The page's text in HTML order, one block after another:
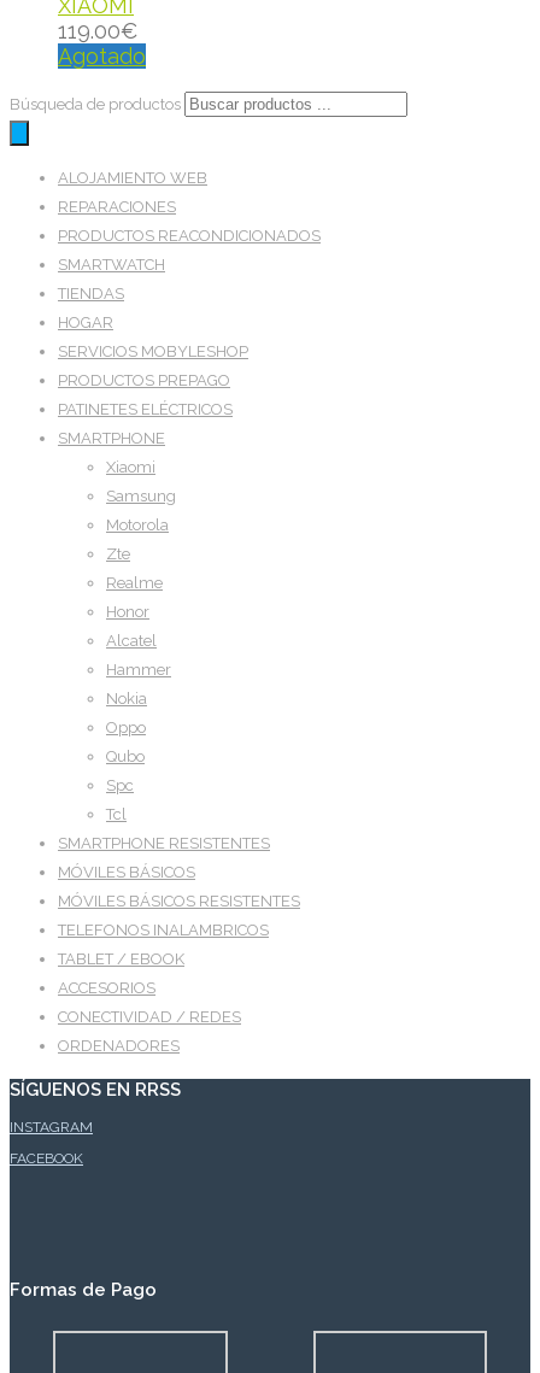
XIAOMI
119.00€
Agotado
Búsqueda de productos
ALOJAMIENTO WEB
REPARACIONES
PRODUCTOS REACONDICIONADOS
SMARTWATCH
TIENDAS
HOGAR
SERVICIOS MOBYLESHOP
PRODUCTOS PREPAGO
PATINETES ELÉCTRICOS
SMARTPHONE
Xiaomi
Samsung
Motorola
Zte
Realme
Honor
Alcatel
Hammer
Nokia
Oppo
Qubo
Spc
Tcl
SMARTPHONE RESISTENTES
MÓVILES BÁSICOS
MÓVILES BÁSICOS RESISTENTES
TELEFONOS INALAMBRICOS
TABLET / EBOOK
ACCESORIOS
CONECTIVIDAD / REDES
ORDENADORES
SÍGUENOS EN RRSS
INSTAGRAM
FACEBOOK
Formas de Pago